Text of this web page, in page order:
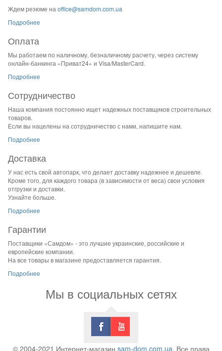
Ждем резюме на office@samdom.com.ua
Подробнее
Оплата
Мы работаем по наличному, безналичному расчету, через систему
онлайн-банкинга «Приват24» и Visa/MasterCard.
Подробнее
Сотрудничество
Наша компания постоянно ищет надежных поставщиков строительных
товаров.
Если вы нацелены на сотрудничество с нами, напишите нам.
Подробнее
Доставка
У нас есть свой автопарк, что делает доставку надежнее и дешевле.
Кроме того, для каждого товара (в зависимости от веса) свои условия
отгрузки и доставки.
Узнайте больше.
Подробнее
Гарантии
Поставщики «Самдом» - это лучшие украинские, российские и
европейские компании.
На все товары в магазине предоставляется гарантия.
Подробнее
Мы в социальных сетях
© 2004-2021 Интернет-магазин sam-dom.com.ua. Все права